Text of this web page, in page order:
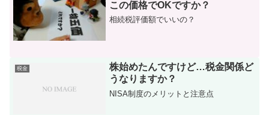
この価格でOKですか？
相続税評価額でいいの？
税金
株始めたんですけど…税金関係ど
うなりますか？
NISA制度のメリットと注意点